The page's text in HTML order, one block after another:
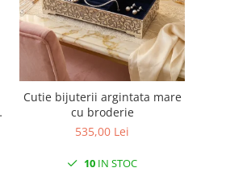
Cutie bijuterii argintata mare
cu broderie
535,00 Lei
10 IN STOC